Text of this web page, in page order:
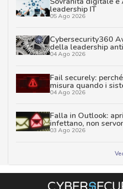
leadership IT
05 Ago 2026
Cybersecurity360
della leadership
04 Ago 2026
Fail securely:
misura quando i
04 Ago 2026
Falla in Outlook:
infettano, non
03 Ago 2026